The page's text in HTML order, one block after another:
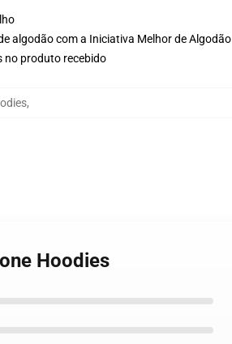
algodão com a Iniciativa Melhor de Algodão
no produto recebido
,
Hoodies